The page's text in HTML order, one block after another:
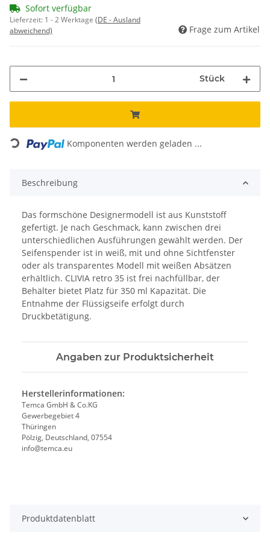
Sofort verfügbar
Lieferzeit: 1 - 2 Werktage (DE - Ausland
abweichend)
Frage zum Artikel
Stück
Loading... Komponenten werden geladen ...
Beschreibung
Das formschöne Designermodell ist aus Kunststoff
gefertigt. Je nach Geschmack, kann zwischen drei
unterschiedlichen Ausführungen gewählt werden. Der
Seifenspender ist in weiß, mit und ohne Sichtfenster
oder als transparentes Modell mit weißen Absätzen
erhältlich. CLIVIA retro 35 ist frei nachfüllbar, der
Behälter bietet Platz für 350 ml Kapazität. Die
Entnahme der Flüssigseife erfolgt durch
Druckbetätigung.
Angaben zur Produktsicherheit
Herstellerinformationen:
Temca GmbH & Co.KG
Gewerbegebiet 4
Thüringen
Pölzig, Deutschland, 07554
info@temca.eu
Produktdatenblatt